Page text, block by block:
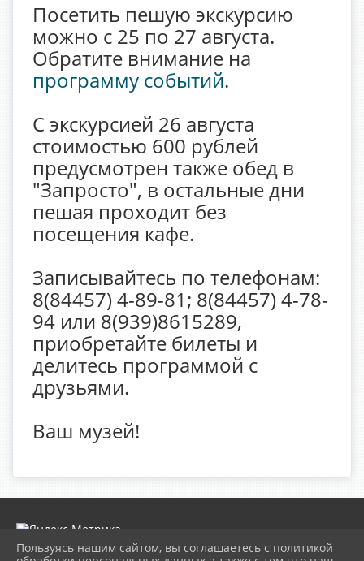
Посетить пешую экскурсию
можно с 25 по 27 августа.
Обратите внимание на
программу событий.
С экскурсией 26 августа
стоимостью 600 рублей
предусмотрен также обед в
"Запросто", в остальные дни
пешая проходит без
посещения кафе.
Записывайтесь по телефонам:
8(84457) 4-89-81; 8(84457) 4-78-
94 или 8(939)8615289,
приобретайте билеты и
делитесь программой с
друзьями.
Ваш музей!
Пользуясь нашим сайтом, вы соглашаетесь с политикой